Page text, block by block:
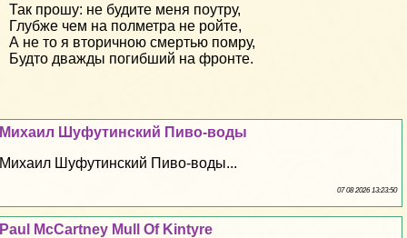
Так прошу: не будите меня поутру,
Глубже чем на полметра не ройте,
А не то я вторичною смертью помру,
Будто дважды погибший на фронте.
Михаил Шуфутинский Пиво-воды
Михаил Шуфутинский Пиво-воды...
07 08 2026 13:23:50
Paul McCartney Mull Of Kintyre